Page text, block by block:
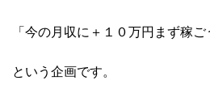
「今の月収に＋１０万円まず稼ご
という企画です。